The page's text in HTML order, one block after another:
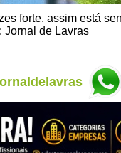
forte, assim está
Jornal de Lavras